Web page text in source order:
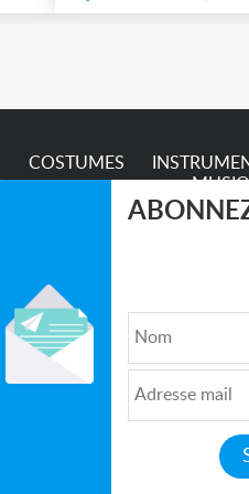
COSTUMES
et de l'Entertainment
Qui sommes nous ?|
Politique de